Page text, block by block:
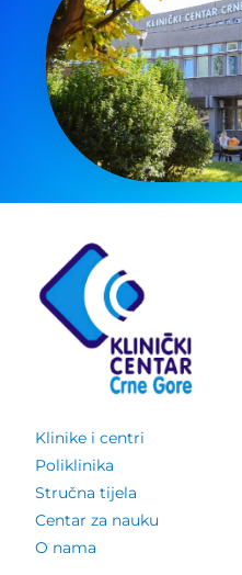
Klinike i centri
Poliklinika
Stručna tijela
Centar za nauku
O nama